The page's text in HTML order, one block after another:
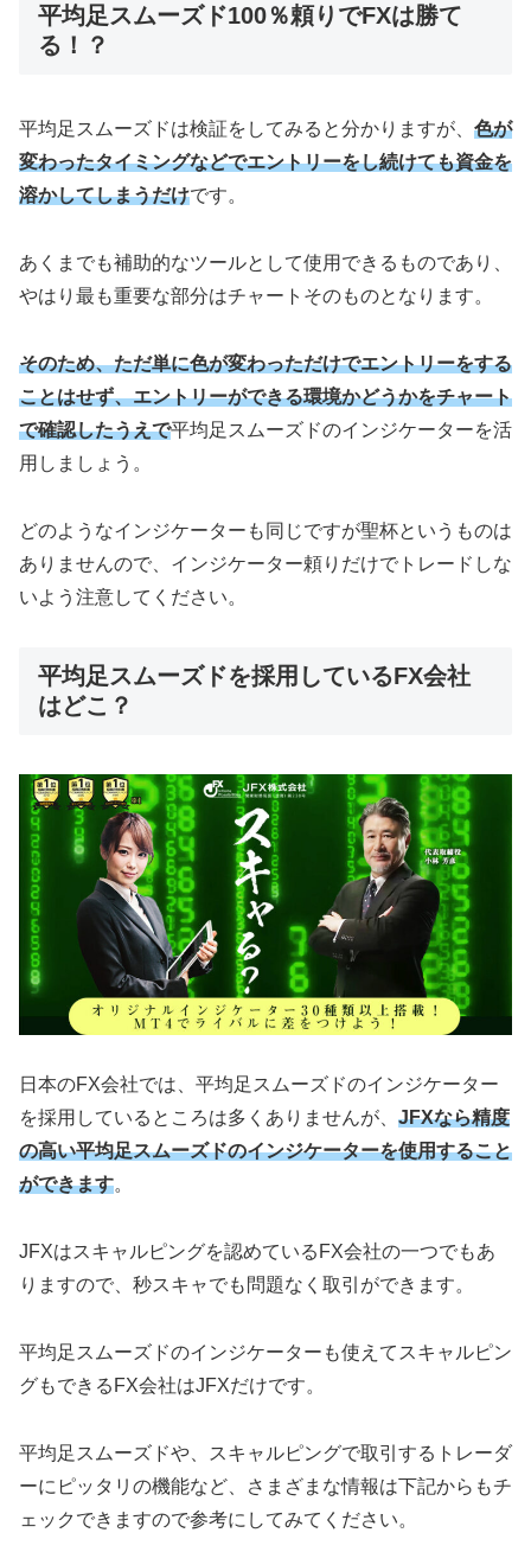
平均足スムーズド100％頼りでFXは勝て
る！？
平均足スムーズドは検証をしてみると分かりますが、 色が
変わったタイミングなどでエントリーをし続けても資金を
溶かしてしまうだけです。
あくまでも補助的なツールとして使用できるものであり、
やはり最も重要な部分はチャートそのものとなります。
そのため、ただ単に色が変わっただけでエントリーをする
ことはせず、エントリーができる環境かどうかをチャート
で確認したうえで平均足スムーズドのインジケーターを活
用しましょう。
どのようなインジケーターも同じですが聖杯というものは
ありませんので、インジケーター頼りだけでトレードしな
いよう注意してください。
平均足スムーズドを採用しているFX会社
はどこ？
日本のFX会社では、平均足スムーズドのインジケーター
を採用しているところは多くありませんが、 JFXなら精度
の高い平均足スムーズドのインジケーターを使用すること
ができます。
JFXはスキャルピングを認めているFX会社の一つでもあ
りますので、秒スキャでも問題なく取引ができます。
平均足スムーズドのインジケーターも使えてスキャルピン
グもできるFX会社はJFXだけです。
平均足スムーズドや、スキャルピングで取引するトレーダ
ーにピッタリの機能など、さまざまな情報は下記からもチ
ェックできますので参考にしてみてください。